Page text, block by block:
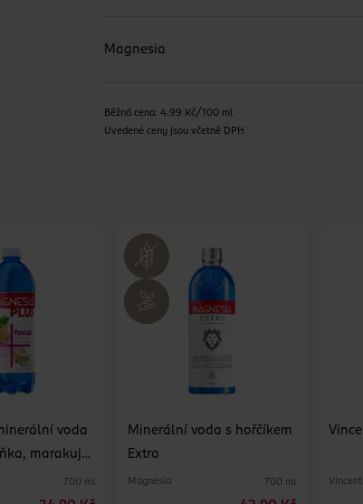
Magnesia
Běžná cena: 4.99 Kč/100 ml
Uvedené ceny jsou včetně DPH
voda
marakuja
700 ml
Minerální voda s hořčíkem
Extra
Magnesia 700 ml